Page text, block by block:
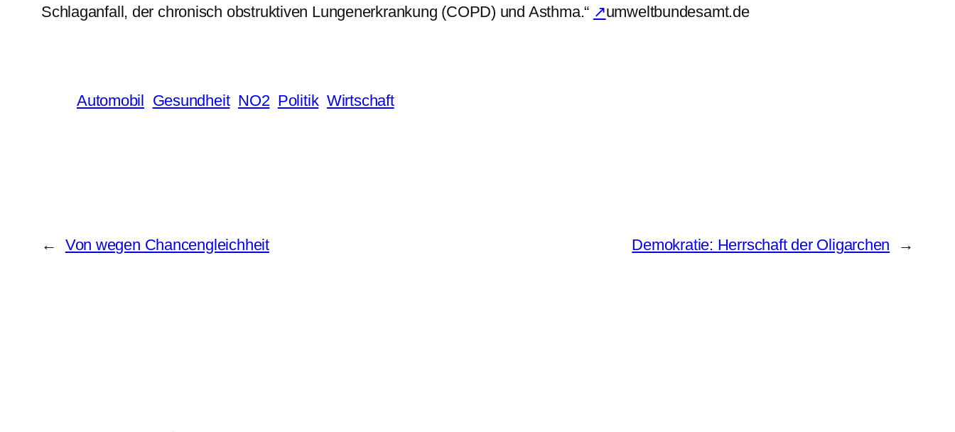
Schlaganfall, der chronisch obstruktiven Lungenerkrankung (COPD) und Asthma.“ ↗umweltbundesamt.de
Automobil Gesundheit NO2 Politik Wirtschaft
← Von wegen Chancengleichheit Demokratie: Herrschaft der Oligarchen →